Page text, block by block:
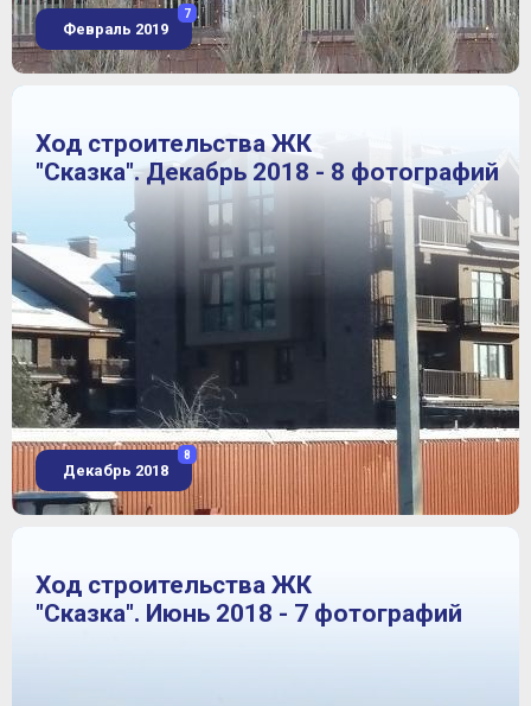
Февраль 2019
7
Ход строительства ЖК
"Сказка". Декабрь 2018 - 8 фотографий
Декабрь 2018
8
Ход строительства ЖК
"Сказка". Июнь 2018 - 7 фотографий